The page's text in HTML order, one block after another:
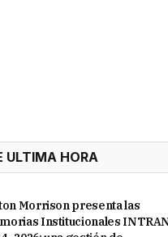
ULTIMA HORA
Morrison presenta las
Institucionales